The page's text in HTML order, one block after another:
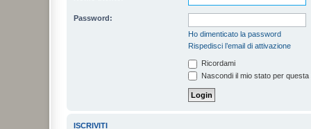
Password:
Ho dimenticato la password
Rispedisci l’email di attivazione
Ricordami
Nascondi il mio stato per
ISCRIVITI